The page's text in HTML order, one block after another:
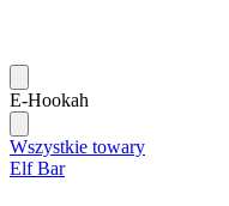
E-Hookah
Wszystkie towary
Elf Bar